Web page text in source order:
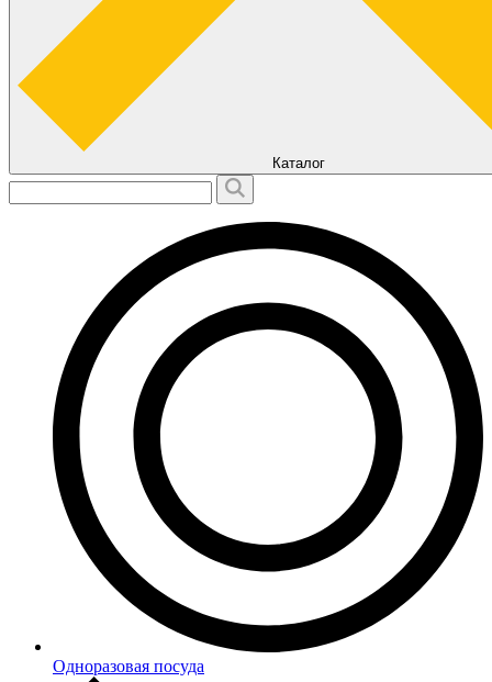
Каталог
Одноразовая посуда